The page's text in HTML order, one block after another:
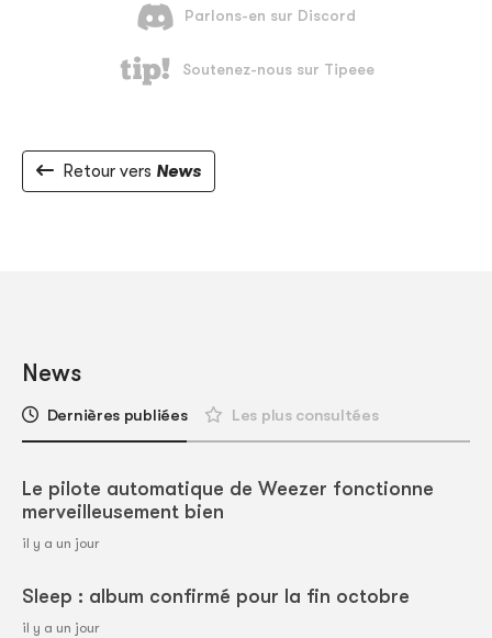
Retour vers News
News
Dernières publiées Les plus consultées
Le pilote automatique de Weezer fonctionne
merveilleusement bien
il y a un jour
Sleep : album confirmé pour la fin octobre
il y a un jour